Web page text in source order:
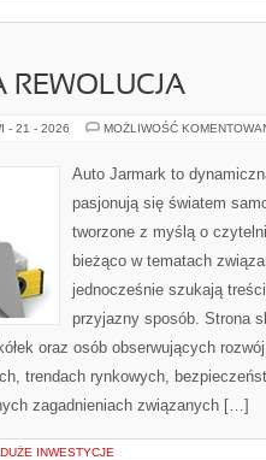
REWOLUCJA
- 21 - 2026 MOŻLIWOŚĆ
Auto Jarmark to
pasjonują się światem
tworzone z myślą o
bieżąco w tematach
jednocześnie szukają
przyjazny sposób. Strona
oraz osób obserwujących
trendach rynkowych,
zagadnieniach związanych […]
INWESTYCJE